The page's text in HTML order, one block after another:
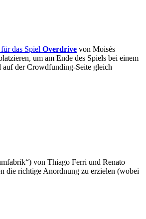
das Spiel Overdrive von Moisés
um am Ende des Spiels bei einem
auf der Crowdfunding-Seite gleich
von Thiago Ferri und Renato
die richtige Anordnung zu erzielen (wobei